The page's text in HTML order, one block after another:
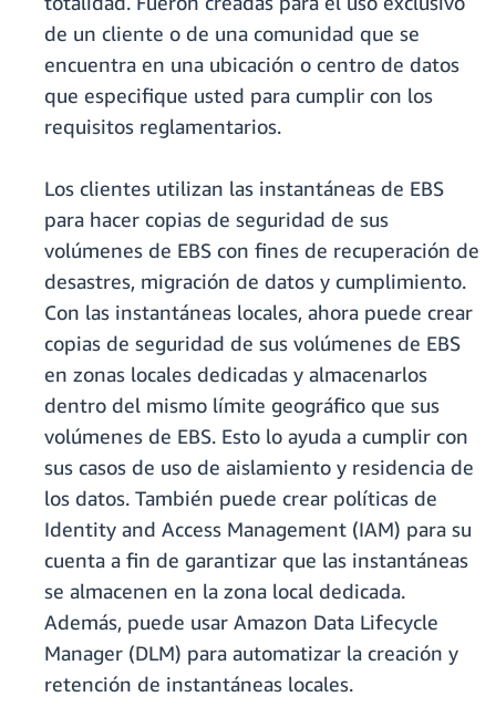
de un cliente o de una comunidad que se
encuentra en una ubicación o centro de datos
que especifique usted para cumplir con los
requisitos reglamentarios.
Los clientes utilizan las instantáneas de EBS
para hacer copias de seguridad de sus
volúmenes de EBS con fines de recuperación de
desastres, migración de datos y cumplimiento.
Con las instantáneas locales, ahora puede crear
copias de seguridad de sus volúmenes de EBS
en zonas locales dedicadas y almacenarlos
dentro del mismo límite geográfico que sus
volúmenes de EBS. Esto lo ayuda a cumplir con
sus casos de uso de aislamiento y residencia de
los datos. También puede crear políticas de
Identity and Access Management (IAM) para su
cuenta a fin de garantizar que las instantáneas
se almacenen en la zona local dedicada.
Además, puede usar Amazon Data Lifecycle
Manager (DLM) para automatizar la creación y
retención de instantáneas locales.